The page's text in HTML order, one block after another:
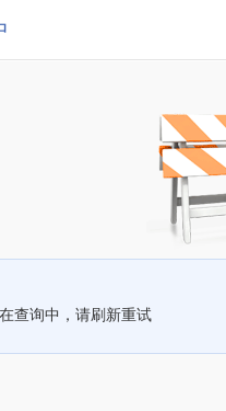
查询中，请刷新重试